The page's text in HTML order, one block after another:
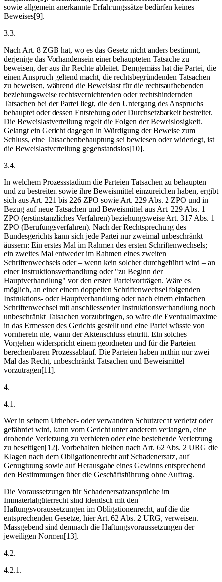
sowie allgemein anerkannte Erfahrungssätze bedürfen keines
Beweises[9].
3.3.
Nach Art. 8 ZGB hat, wo es das Gesetz nicht anders bestimmt,
derjenige das Vorhandensein einer behaupteten Tatsache zu
beweisen, der aus ihr Rechte ableitet. Demgemäss hat die Partei, die
einen Anspruch geltend macht, die rechtsbegründenden Tatsachen
zu beweisen, während die Beweislast für die rechtsaufhebenden
beziehungsweise rechtsvernichtenden oder rechtshindernden
Tatsachen bei der Partei liegt, die den Untergang des Anspruchs
behauptet oder dessen Entstehung oder Durchsetzbarkeit bestreitet.
Die Beweislastverteilung regelt die Folgen der Beweislosigkeit.
Gelangt ein Gericht dagegen in Würdigung der Beweise zum
Schluss, eine Tatsachenbehauptung sei bewiesen oder widerlegt, ist
die Beweislastverteilung gegenstandslos[10].
3.4.
In welchem Prozessstadium die Parteien Tatsachen zu behaupten
und zu bestreiten sowie ihre Beweismittel einzureichen haben, ergibt
sich aus Art. 221 bis 226 ZPO sowie Art. 229 Abs. 2 ZPO und in
Bezug auf neue Tatsachen und Beweismittel aus Art. 229 Abs. 1
ZPO (erstinstanzliches Verfahren) beziehungsweise Art. 317 Abs. 1
ZPO (Berufungsverfahren). Nach der Recht­sprechung des
Bundesgerichts kann sich jede Partei nur zweimal unbeschränkt
äussern: Ein erstes Mal im Rahmen des ersten Schriftenwechsels;
ein zweites Mal entweder im Rahmen eines zweiten
Schriftenwechsels oder – wenn kein solcher durchgeführt wird – an
einer Instruktionsverhandlung oder "zu Beginn der
Hauptverhandlung" vor den ersten Parteivorträgen. Wäre es
möglich, an einer einem doppelten Schriftenwechsel folgenden
Instruktions- oder Hauptverhandlung oder nach einem einfachen
Schriftenwechsel mit anschliessender Instruktionsverhandlung noch
unbeschränkt Tatsachen vorzubringen, so wäre die Eventualmaxime
in das Ermessen des Gerichts gestellt und eine Partei wüsste von
vornherein nie, wann der Aktenschluss eintritt. Ein solches
Vorgehen widerspricht einem geordneten und für die Parteien
berechenbaren Prozessablauf. Die Parteien haben mithin nur zwei
Mal das Recht, unbeschränkt Tatsachen und Beweismittel
vorzutragen[11].
4.
4.1.
Wer in seinem Urheber- oder verwandten Schutzrecht verletzt oder
gefährdet wird, kann vom Gericht unter anderem verlangen, eine
drohende Verletzung zu verbieten oder eine bestehende Verletzung
zu beseitigen[12]. Vorbehalten bleiben nach Art. 62 Abs. 2 URG die
Klagen nach dem Obligationenrecht auf Schadenersatz, auf
Genugtuung sowie auf Herausgabe eines Gewinns entsprechend
den Bestimmungen über die Geschäftsführung ohne Auftrag.
Die Voraussetzungen für Schadenersatzansprüche im
Immaterialgüterrecht sind identisch mit den
Haftungsvoraussetzungen im Obligationenrecht, auf die die
entsprechenden Gesetze, hier Art. 62 Abs. 2 URG, verweisen.
Massgebend sind demnach die Haftungsvoraussetzungen der
jeweiligen Normen[13].
4.2.
4.2.1.